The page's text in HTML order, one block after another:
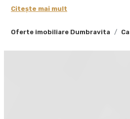
Oferte imobiliare Dumbravita
funcționalitate și deschidere – ideal
Compartimentare premium, gândită
Citește mai mult